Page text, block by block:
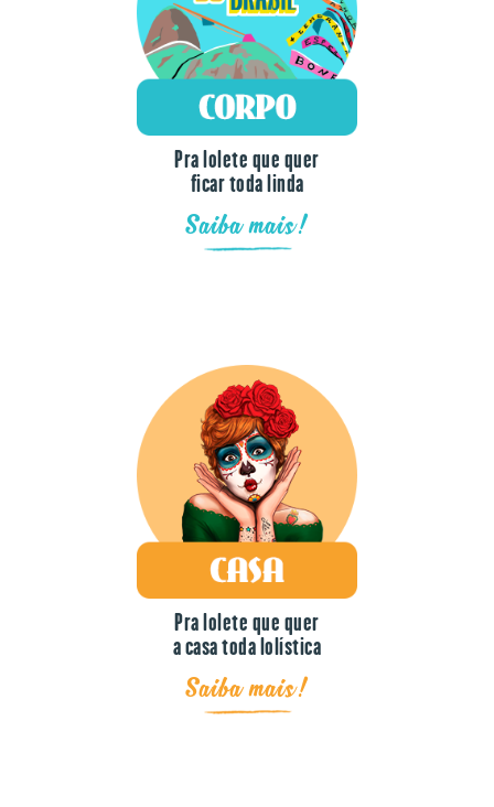
Pra lolete que quer
ficar toda linda
Saiba mais!
Pra lolete que quer
a casa toda lolística
Saiba mais!